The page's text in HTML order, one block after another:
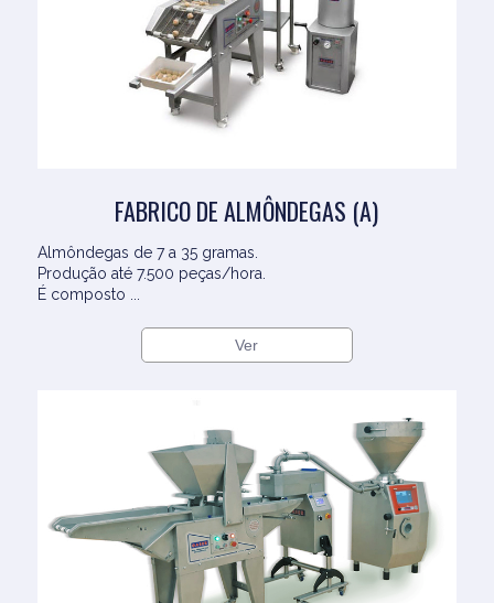
FABRICO DE ALMÔNDEGAS (A)
Almôndegas de 7 a 35 gramas.
Produção até 7.500 peças/hora.
É composto ...
Ver